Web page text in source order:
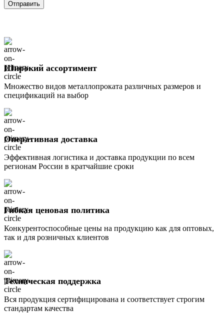
Широкий ассортимент
Множество видов металлопроката различных размеров и
спецификаций на выбор
Оперативная доставка
Эффективная логистика и доставка продукции по всем
регионам России в кратчайшие сроки
Гибкая ценовая политика
Конкурентоспособные цены на продукцию как для оптовых,
так и для розничных клиентов
Техническая поддержка
Вся продукция сертифицирована и соответствует строгим
стандартам качества